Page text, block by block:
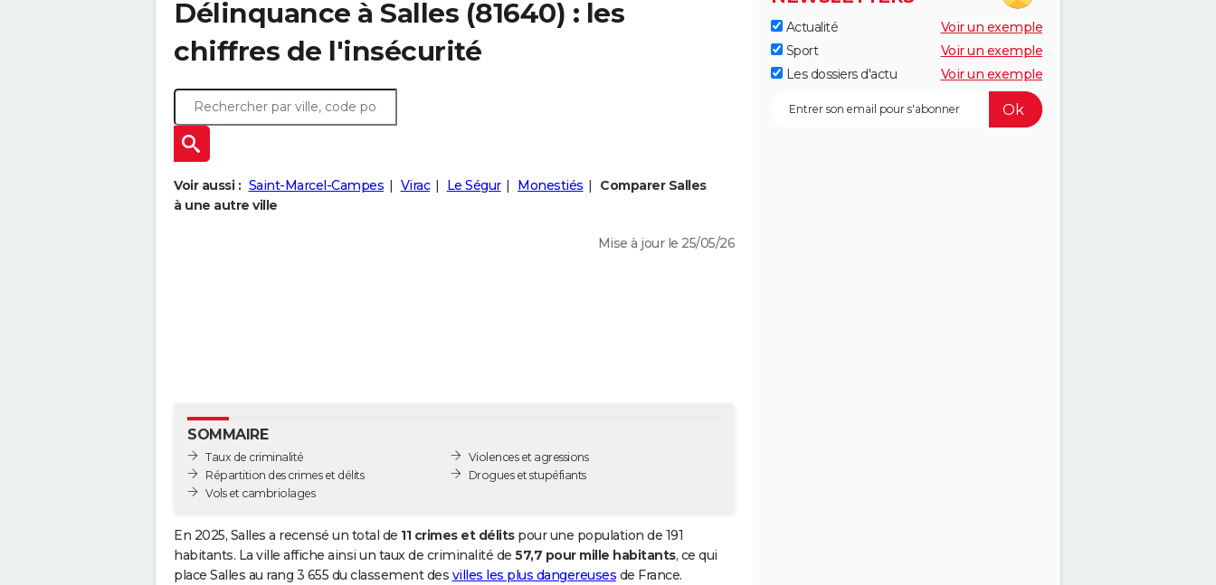
Délinquance à Salles (81640) : les
chiffres de l'insécurité
Voir aussi : Saint-Marcel-Campes Virac Le Ségur Monestiés
Comparer Salles
à une autre ville
Mise à jour le 25/05/26
SOMMAIRE
Taux de criminalité
Répartition des crimes et délits
Vols et cambriolages
Violences et agressions
Drogues et stupéfiants
En 2025, Salles a recensé un total de 11 crimes et délitspour une population de 191
habitants. La ville affiche ainsi un taux de criminalité de 57,7 pour mille habitants, ce qui
place Salles au rang 3 655 du classement des villes les plus dangereuses de France.
Actualité
Voir un exemple
Sport
Voir un exemple
Les dossiers d'actu
Voir un exemple